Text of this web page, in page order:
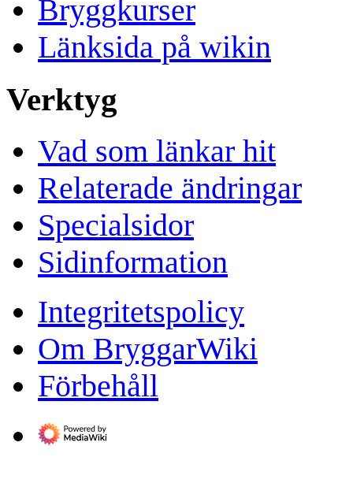
Bryggkurser
Länksida på wikin
Verktyg
Vad som länkar hit
Relaterade ändringar
Specialsidor
Sidinformation
Integritetspolicy
Om BryggarWiki
Förbehåll